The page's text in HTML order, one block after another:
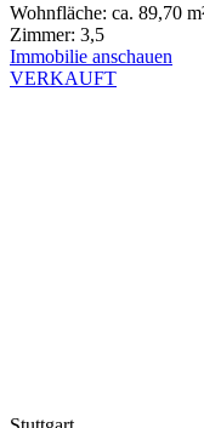
Wohnfläche: ca. 89,70
Zimmer: 3,5
Immobilie anschauen
VERKAUFT